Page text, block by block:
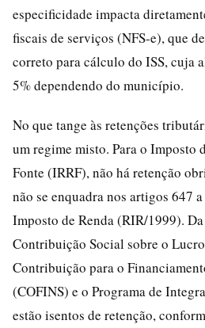
especificidade impacta
fiscais de serviços (NFS-e), que
correto para cálculo do ISS, cuja
5% dependendo do município.
No que tange às retenções
um regime misto. Para o Imposto
Fonte (IRRF), não há retenção
não se enquadra nos artigos 647
Imposto de Renda (RIR/1999).
Contribuição Social sobre o
Contribuição para o
(COFINS) e o Programa de
estão isentos de retenção,